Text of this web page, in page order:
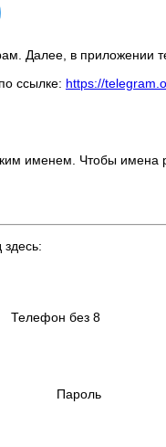
Далее, в приложении
ссылке: https://
именем. Чтобы
здесь:
Телефон без 8
Пароль